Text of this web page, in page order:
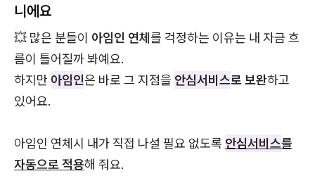
니에요
💥 많은 분들이 아임인 연체를 걱정하는 이유는 내 자금 흐
름이 틀어질까 봐예요.
하지만 아임인은 바로 그 지점을 안심서비스로 보완하고
있어요.
아임인 연체시 내가 직접 나설 필요 없도록 안심서비스를
자동으로 적용해 줘요.